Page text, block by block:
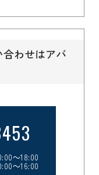
わせはアバ
～18:00
～16:00